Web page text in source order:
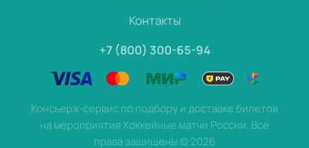
Контакты
+7 (800) 300-65-94
Консьерж-сервис по подбору и доставке билетов
на мероприятия Хоккейные матчи России. Все
права защищены©2026